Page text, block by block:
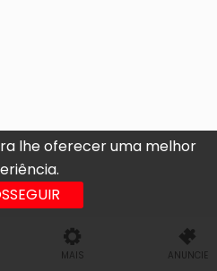
lhe oferecer uma melhor
MAIS ANUNCIE